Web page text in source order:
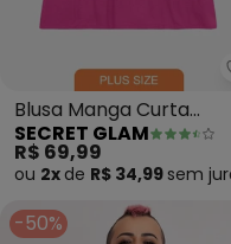
Blusa Manga Curta
Feminina Plus Size
SECRET GLAM
R$ 69,99
ou 2x de R$ 34,99 sem
-50%